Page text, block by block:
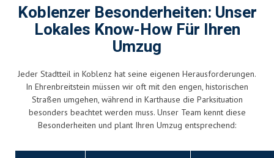
Koblenzer Besonderheiten: Unser
Lokales Know-How Für Ihren
Umzug
Jeder Stadtteil in Koblenz hat seine eigenen Herausforderungen.
In Ehrenbreitstein müssen wir oft mit den engen, historischen
Straßen umgehen, während in Karthause die Parksituation
besonders beachtet werden muss. Unser Team kennt diese
Besonderheiten und plant Ihren Umzug entsprechend: